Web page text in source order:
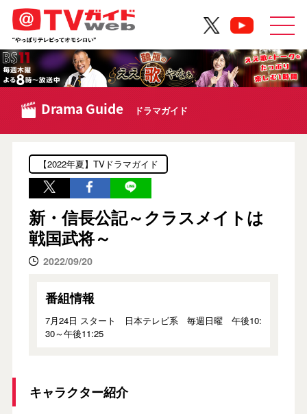
Drama Guide ドラマガイド
【2022年夏】TVドラマガイド
新・信長公記～クラスメイトは
戦国武将～
2022/09/20
番組情報
7月24日 スタート 日本テレビ系 毎週日曜 午後10:
30～午後11:25
キャラクター紹介